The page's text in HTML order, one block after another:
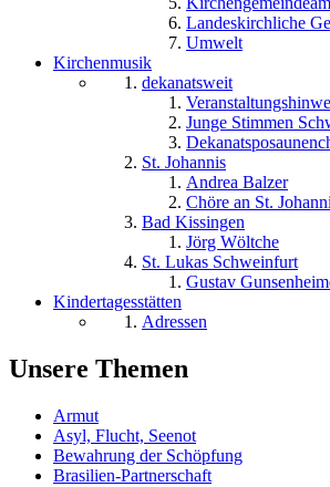
Landeskirchliche
Umwelt
Kirchenmusik
dekanatsweit
Junge Stimmen
St. Johannis
Andrea Balzer
Chöre an St.
Bad Kissingen
Jörg Wöltche
St. Lukas Schweinfurt
Gustav
Kindertagesstätten
Adressen
Unsere Themen
Armut
Asyl, Flucht, Seenot
Bewahrung der Schöpfung
Brasilien-Partnerschaft